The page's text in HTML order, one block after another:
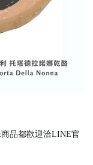
品都歡迎洽LINE官